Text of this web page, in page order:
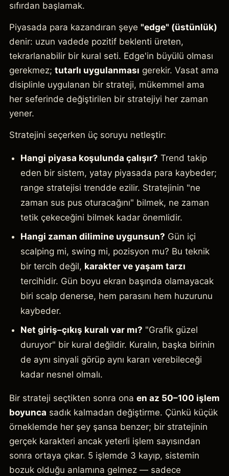
sıfırdan başlamak.
Piyasada para kazandıran şeye "edge" (üstünlük)
denir: uzun vadede pozitif beklenti üreten,
tekrarlanabilir bir kural seti. Edge'in büyülü olması
gerekmez; tutarlı uygulanması gerekir. Vasat ama
disiplinle uygulanan bir strateji, mükemmel ama
her seferinde değiştirilen bir stratejiyi her zaman
yener.
Stratejini seçerken üç soruyu netleştir:
Hangi piyasa koşulunda çalışır? Trend takip
eden bir sistem, yatay piyasada para kaybeder;
range stratejisi trendde ezilir. Stratejinin "ne
zaman sus pus oturacağını" bilmek, ne zaman
tetik çekeceğini bilmek kadar önemlidir.
Hangi zaman dilimine uygunsun? Gün içi
scalping mi, swing mi, pozisyon mu? Bu teknik
bir tercih değil, karakter ve yaşam tarzı
tercihidir. Gün boyu ekran başında olamayacak
biri scalp denerse, hem parasını hem huzurunu
kaybeder.
Net giriş–çıkış kuralı var mı? "Grafik güzel
duruyor" bir kural değildir. Kuralın, başka birinin
de aynı sinyali görüp aynı kararı verebileceği
kadar nesnel olmalı.
Bir strateji seçtikten sonra ona en az 50–100 işlem
boyunca sadık kalmadan değiştirme. Çünkü küçük
örneklemde her şey şansa benzer; bir stratejinin
gerçek karakteri ancak yeterli işlem sayısından
sonra ortaya çıkar. 5 işlemde 3 kayıp, sistemin
bozuk olduğu anlamına gelmez — sadece